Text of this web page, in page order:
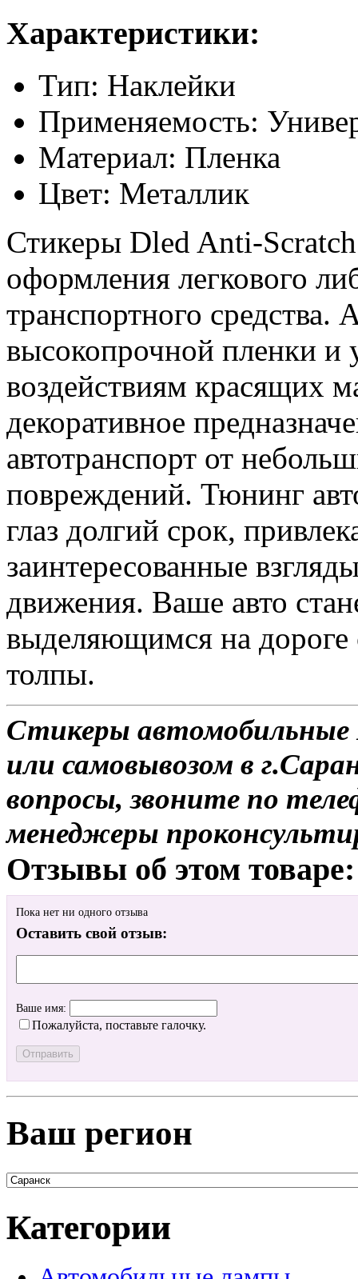
Характеристики:
Тип: Наклейки
Применяемость:
Материал: Пленка
Цвет: Металлик
Стикеры Dled Anti-
оформления легкового
транспортного средства.
высокопрочной пленки
воздействиям красящих
декоративное
автотранспорт от
повреждений. Тюнинг
глаз долгий срок,
заинтересованные
движения. Ваше авто
выделяющимся на дороге
толпы.
Стикеры автомобильные
или самовывозом в
вопросы, звоните по
менеджеры
Отзывы об этом товаре:
Пока нет ни одного отзыва
Оставить свой отзыв:
Ваше имя:
Пожалуйста, поставьте галочку.
Ваш регион
Категории